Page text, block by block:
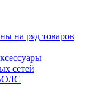
на ряд товаров
сетей